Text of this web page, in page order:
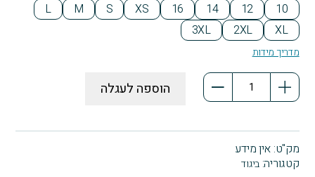
10
12
14
16
XS
S
M
L
XL
2XL
3XL
מדריך מידות
כמות
לנצ'יה
דלתא
עם
הוספה לעגלה
מק"ט: אין מידע
קטגוריה: ביגוד